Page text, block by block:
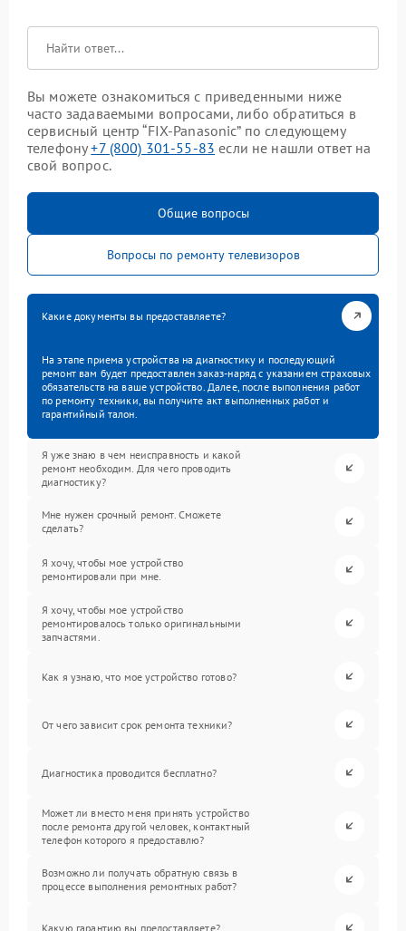
Вы можете ознакомиться с приведенными ниже
часто задаваемыми вопросами, либо обратиться в
сервисный центр “FIX-Panasonic” по следующему
телефону+7 (800) 301-55-83 если не нашли ответ на
свой вопрос.
Общие вопросы
Вопросы по ремонту телевизоров
Какие документы вы предоставляете?
На этапе приема устройства на диагностику и последующий
ремонт вам будет предоставлен заказ-наряд с указанием страховых
обязательств на ваше устройство. Далее, после выполнения работ
по ремонту техники, вы получите акт выполненных работ и
гарантийный талон.
Я уже знаю в чем неисправность и какой
ремонт необходим. Для чего проводить
диагностику?
Мне нужен срочный ремонт. Сможете
сделать?
Я хочу, чтобы мое устройство
ремонтировали при мне.
Я хочу, чтобы мое устройство
ремонтировалось только оригинальными
запчастями.
Как я узнаю, что мое устройство готово?
От чего зависит срок ремонта техники?
Диагностика проводится бесплатно?
Может ли вместо меня принять устройство
после ремонта другой человек, контактный
телефон которого я предоставлю?
Возможно ли получать обратную связь в
процессе выполнения ремонтных работ?
Какую гарантию вы предоставляете?